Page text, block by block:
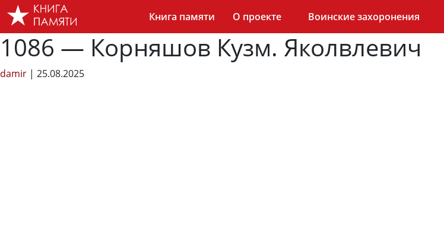
Skip
the
content
Книга памяти О проекте Воинские захоронения
1086 — Корняшов Кузм. Яколвлевич
damir | 25.08.2025